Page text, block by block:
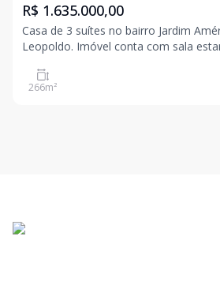
R$ 1.635.000,00
Casa de 3 suítes no bairro Jardim
Leopoldo. Imóvel conta com sala
lavabo, jardim de inverno, lavanderia,
4 carros, piscina com aquecimento
266m²